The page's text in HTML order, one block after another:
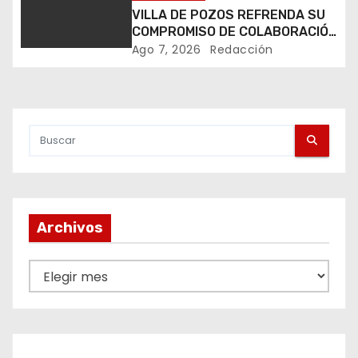
d
r
a
d
VILLA DE POZOS REFRENDA SU
COMPROMISO DE COLABORACIÓN
EN MATERIA DE SEGURIDAD
Ago 7, 2026 Redacción
Archivos
r